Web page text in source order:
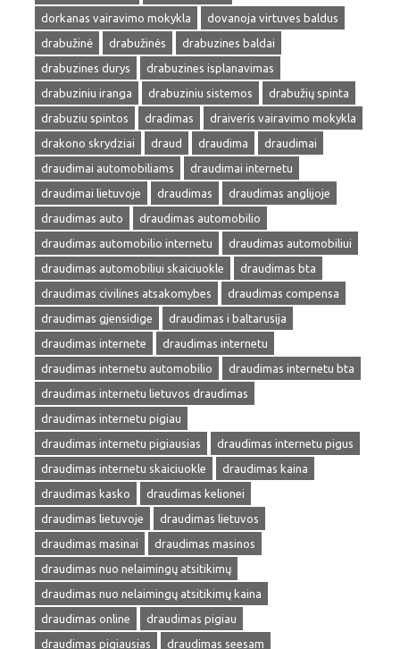
dorkanas vairavimo mokykla
dovanoja virtuves baldus
drabužinė
drabužinės
drabuzines baldai
drabuzines durys
drabuzines isplanavimas
drabuziniu iranga
drabuziniu sistemos
drabužių spinta
drabuziu spintos
dradimas
draiveris vairavimo mokykla
drakono skrydziai
draud draudima
draudimai
draudimai automobiliams
draudimai internetu
draudimai lietuvoje
draudimas
draudimas anglijoje
draudimas auto
draudimas automobilio
draudimas automobilio internetu
draudimas automobiliui
draudimas automobiliui skaiciuokle
draudimas bta
draudimas civilines atsakomybes
draudimas compensa
draudimas gjensidige
draudimas i baltarusija
draudimas internete
draudimas internetu
draudimas internetu automobilio
draudimas internetu bta
draudimas internetu lietuvos draudimas
draudimas internetu pigiau
draudimas internetu pigiausias
draudimas internetu pigus
draudimas internetu skaiciuokle
draudimas kaina
draudimas kasko
draudimas kelionei
draudimas lietuvoje
draudimas lietuvos
draudimas masinai
draudimas masinos
draudimas nuo nelaimingų atsitikimų
draudimas nuo nelaimingų atsitikimų kaina
draudimas online
draudimas pigiau
draudimas pigiausias
draudimas seesam